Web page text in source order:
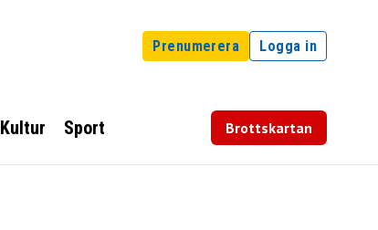
Prenumerera Logga in
Kultur Sport Brottskartan